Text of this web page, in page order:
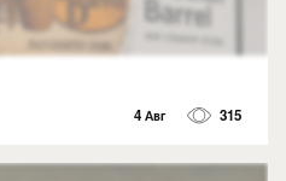
4 Авг 315